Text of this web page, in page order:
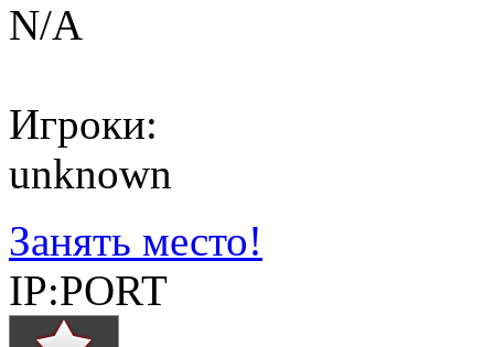
N/A
Игроки:
unknown
Занять место!
IP:PORT